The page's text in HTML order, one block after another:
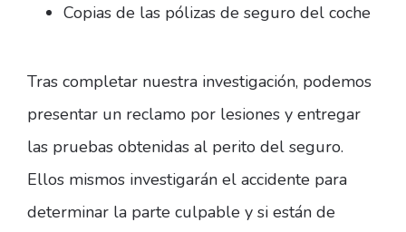
Copias de las pólizas de seguro del coche
Tras completar nuestra investigación, podemos
presentar un reclamo por lesiones y entregar
las pruebas obtenidas al perito del seguro.
Ellos mismos investigarán el accidente para
determinar la parte culpable y si están de